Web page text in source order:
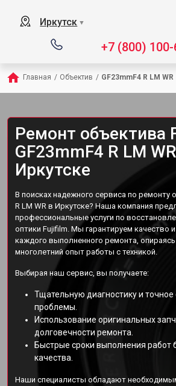
Иркутск ▼
+7 (800)
Главная / Объектив / GF23mmF4 R LM WR
Ремонт объектива
GF23mmF4 R LM
Иркутске
В поисках надежного сервиса по ремонту
R LM WR в Иркутске? Наша компания
профессиональные услуги по
оптики Fujifilm. Мы гарантируем качество
каждого выполненного ремонта, опираясь
многолетний опыт работы с техникой.
Выбирая наш сервис, вы получаете:
Тщательную диагностику и
проблемы.
Использование оригинальных
долговечности ремонта.
Быстрые сроки выполнения работ
качества.
Наши специалисты обладают